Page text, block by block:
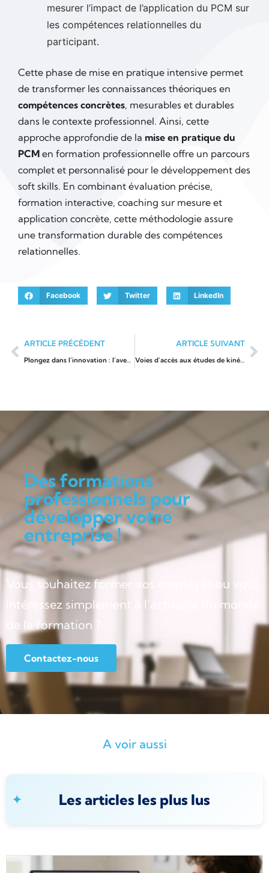
mesurer l’impact de l’application du PCM sur
les compétences relationnelles du
participant.
Cette phase de mise en pratique intensive permet
de transformer les connaissances théoriques en
compétences concrètes, mesurables et durables
dans le contexte professionnel. Ainsi, cette
approche approfondie de la mise en pratique du
PCM en formation professionnelle offre un parcours
complet et personnalisé pour le développement des
soft skills. En combinant évaluation précise,
formation interactive, coaching sur mesure et
application concrète, cette méthodologie assure
une transformation durable des compétences
relationnelles.
Facebook Twitter LinkedIn
ARTICLE PRÉCÉDENT
Plongez dans l’innovation : l’avenir de la formation technique dévoilé
ARTICLE SUIVANT
Voies d’accès aux études de kinésithérapie : parcours classique ou passerelle, que privilégier ?
Des formations
professionnels pour
développer votre
entreprise !
Vous souhaitez former vos employés ou vous
intéressez simplement à l’actualité du monde
de la formation ?
Contactez-nous
A voir aussi
Les articles les plus lus